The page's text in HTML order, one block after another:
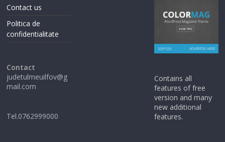
Contact us
Politica de
confidentialitate
Contact
judetulmeuilfov@g
mail.com
Tel.0762999000
Contains all
features of free
version and many
new additional
features.